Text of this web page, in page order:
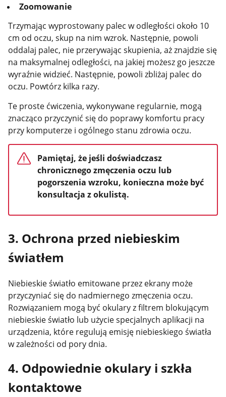
Zoomowanie
Trzymając wyprostowany palec w odległości około 10
cm od oczu, skup na nim wzrok. Następnie, powoli
oddalaj palec, nie przerywając skupienia, aż znajdzie się
na maksymalnej odległości, na jakiej możesz go jeszcze
wyraźnie widzieć. Następnie, powoli zbliżaj palec do
oczu. Powtórz kilka razy.
Te proste ćwiczenia, wykonywane regularnie, mogą
znacząco przyczynić się do poprawy komfortu pracy
przy komputerze i ogólnego stanu zdrowia oczu.
Pamiętaj, że jeśli doświadczasz
chronicznego zmęczenia oczu lub
pogorszenia wzroku, konieczna może być
konsultacja z okulistą.
3. Ochrona przed niebieskim
światłem
Niebieskie światło emitowane przez ekrany może
przyczyniać się do nadmiernego zmęczenia oczu.
Rozwiązaniem mogą być okulary z filtrem blokującym
niebieskie światło lub użycie specjalnych aplikacji na
urządzenia, które regulują emisję niebieskiego światła
w zależności od pory dnia​.
4. Odpowiednie okulary i szkła
kontaktowe